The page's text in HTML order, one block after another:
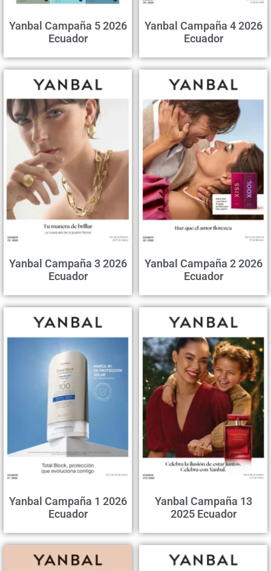
Yanbal Campaña 5 2026
Ecuador
Yanbal Campaña 4 2026
Ecuador
Yanbal Campaña 3 2026
Ecuador
Yanbal Campaña 2 2026
Ecuador
Yanbal Campaña 1 2026
Ecuador
Yanbal Campaña 13
2025 Ecuador